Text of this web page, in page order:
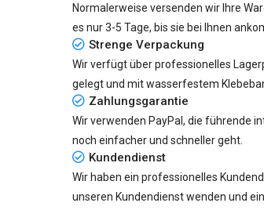
Normalerweise versenden wir Ihre
es nur3-5 Tage, bis sie bei Ihnen
Strenge Verpackung
Wir verfügt über professionelles
gelegt und mit wasserfestem
Zahlungsgarantie
Wir verwenden PayPal, die führende
noch einfacher und schneller geht.
Kundendienst
Wir haben ein professionelles
unseren Kundendienst wenden und